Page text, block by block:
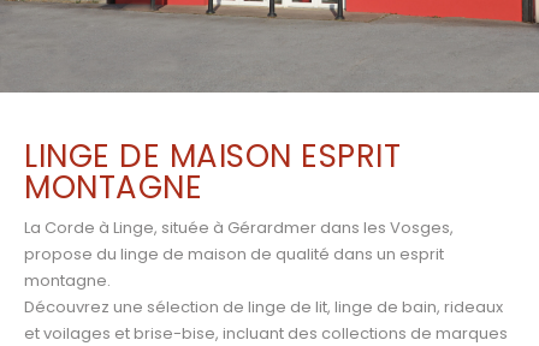
LINGE DE MAISON ESPRIT
MONTAGNE
La Corde à Linge, située à Gérardmer dans les Vosges,
propose du linge de maison de qualité dans un esprit
montagne.
Découvrez une sélection de linge de lit, linge de bain, rideaux
et voilages et brise-bise, incluant des collections de marques